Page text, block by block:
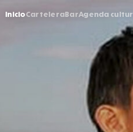
InicioCarteleraBarAgenda